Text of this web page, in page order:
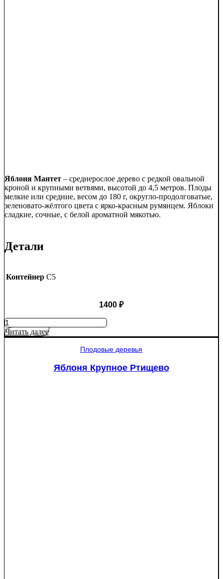
Яблоня Мантет – среднерослое дерево с редкой овальной
кроной и крупными ветвями, высотой до 4,5 метров. Плоды
мелкие или средние, весом до 180 г, округло-продолговатые,
зеленовато-жёлтого цвета с ярко-красным румянцем. Яблоки
сладкие, сочные, с белой ароматной мякотью.
Детали
Контейнер C5
1400 ₽
Количество
товара
Яблоня
Читать далее
Плодовые деревья
Яблоня Крупное Ртищево